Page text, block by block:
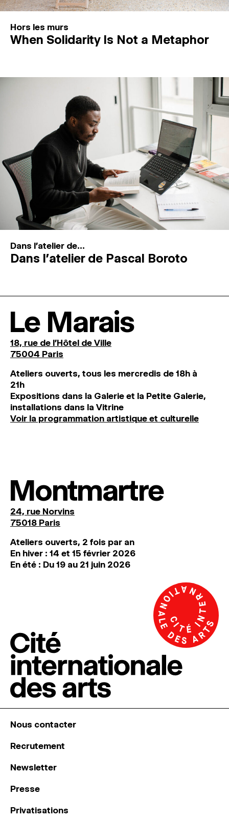
Hors les murs
When Solidarity Is Not a Metaphor
Dans l'atelier de...
Dans l’atelier de Pascal Boroto
Le Marais
18, rue de l'Hôtel de Ville
75004 Paris
Ateliers ouverts, tous les mercredis de 18h à
21h
Expositions dans la Galerie et la Petite Galerie,
installations dans la Vitrine
Voir la programmation artistique et culturelle
Montmartre
24, rue Norvins
75018 Paris
Ateliers ouverts, 2 fois par an
En hiver : 14 et 15 février 2026
En été : Du 19 au 21 juin 2026
Nous contacter
Recrutement
Newsletter
Presse
Privatisations